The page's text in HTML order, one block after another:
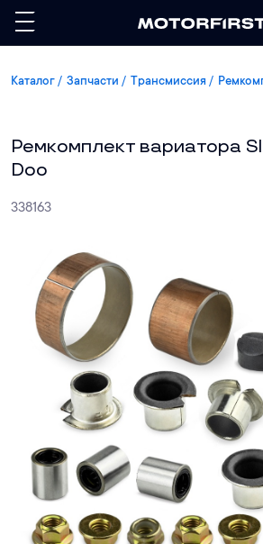
Каталог Запчасти Трансмиссия
Ремкомплект вариатора
Doo
338163